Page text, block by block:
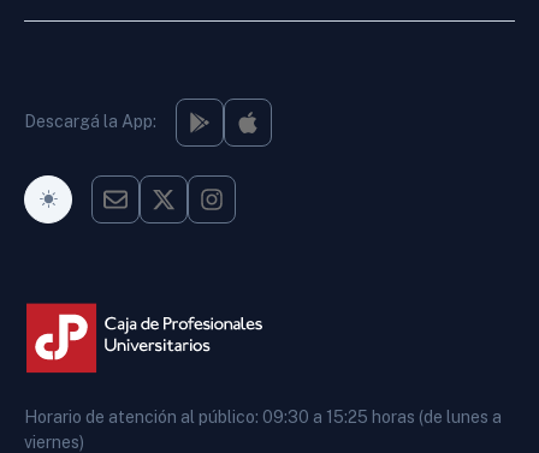
Descargá la App:
Modo Oscuro
Horario de atención al público: 09:30 a 15:25 horas (de lunes a
viernes)